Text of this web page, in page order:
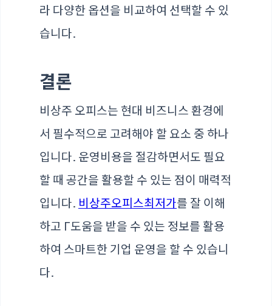
라 다양한 옵션을 비교하여 선택할 수 있
습니다.
결론
비상주 오피스는 현대 비즈니스 환경에
서 필수적으로 고려해야 할 요소 중 하나
입니다. 운영비용을 절감하면서도 필요
할 때 공간을 활용할 수 있는 점이 매력적
입니다. 비상주오피스최저가를 잘 이해
하고 Г도움을 받을 수 있는 정보를 활용
하여 스마트한 기업 운영을 할 수 있습니
다.